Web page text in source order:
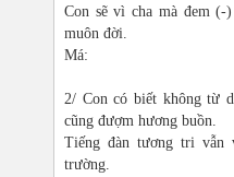
Con sẽ vì cha mà đem
muôn đời.
Má:
2/ Con có biết không từ
cũng đượm hương buồn.
Tiếng đàn tương tri vẫn
trường.